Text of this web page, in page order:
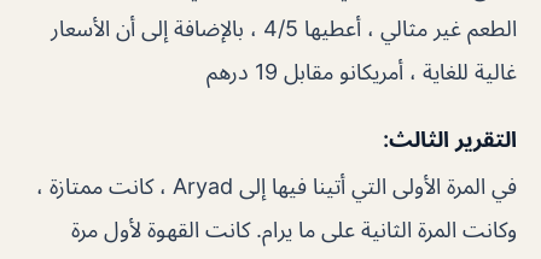
الطعم غير مثالي ، أعطيها 4/5 ، بالإضافة إلى أن الأسعار
غالية للغاية ، أمريكانو مقابل 19 درهم
التقرير الثالث:
في المرة الأولى التي أتينا فيها إلى Aryad ، كانت ممتازة ،
وكانت المرة الثانية على ما يرام. كانت القهوة لأول مرة